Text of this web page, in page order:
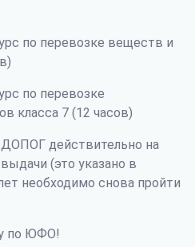
по перевозке веществ и
по перевозке
класса 7 (12 часов)
действительно на
(это указано в
необходимо снова пройти
по ЮФО!